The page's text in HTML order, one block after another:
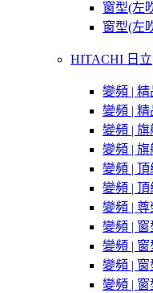
窗型(左
窗型(左
HITACHI 日立
變頻 |
變頻 |
變頻 |
變頻 |
變頻 |
變頻 |
變頻 |
變頻 | 窗
變頻 | 窗
變頻 | 窗
變頻 | 窗